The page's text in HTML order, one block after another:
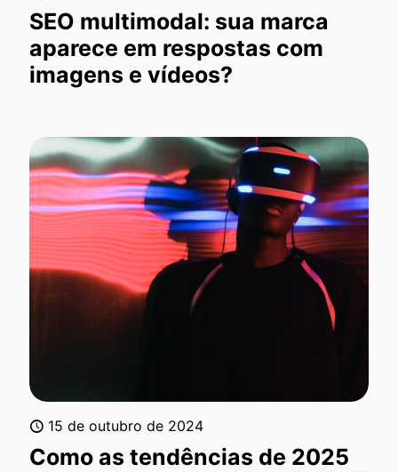
SEO multimodal: sua marca
aparece em respostas com
imagens e vídeos?
15 de outubro de 2024
Como as tendências de 2025